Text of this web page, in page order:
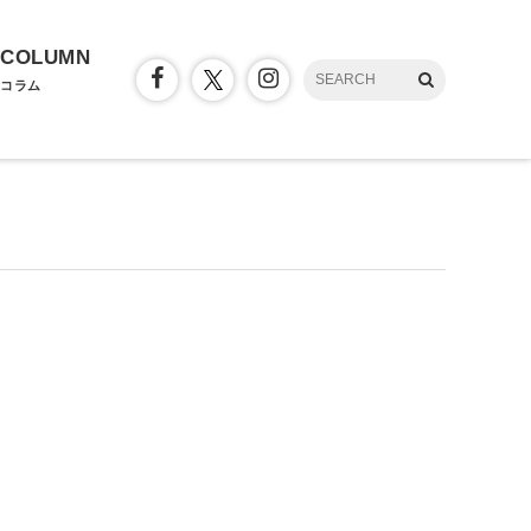
COLUMN
コラム